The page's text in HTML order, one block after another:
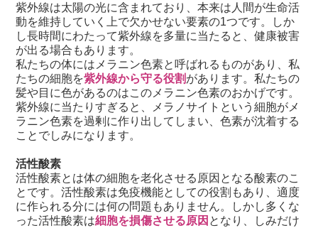
紫外線は太陽の光に含まれており、本来は人間が生命活
動を維持していく上で欠かせない要素の1つです。しか
し長時間にわたって紫外線を多量に当たると、健康被害
が出る場合もあります。
私たちの体にはメラニン色素と呼ばれるものがあり、私
たちの細胞を紫外線から守る役割があります。私たちの
髪や目に色があるのはこのメラニン色素のおかげです。
紫外線に当たりすぎると、メラノサイトという細胞がメ
ラニン色素を過剰に作り出してしまい、色素が沈着する
ことでしみになります。
活性酸素
活性酸素とは体の細胞を老化させる原因となる酸素のこ
とです。活性酸素は免疫機能としての役割もあり、適度
に作られる分には何の問題もありません。しかし多くな
った活性酸素は細胞を損傷させる原因 となり、しみだけ